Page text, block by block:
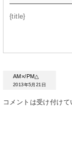
{title}
AM×/PM△
2013年5月21日
コメントは受け付け